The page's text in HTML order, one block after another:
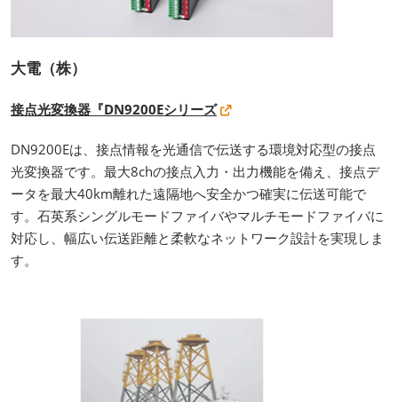
大電（株）
接点光変換器『DN9200Eシリーズ
DN9200Eは、接点情報を光通信で伝送する環境対応型の接点
光変換器です。最大8chの接点入力・出力機能を備え、接点デ
ータを最大40km離れた遠隔地へ安全かつ確実に伝送可能で
す。石英系シングルモードファイバやマルチモードファイバに
対応し、幅広い伝送距離と柔軟なネットワーク設計を実現しま
す。